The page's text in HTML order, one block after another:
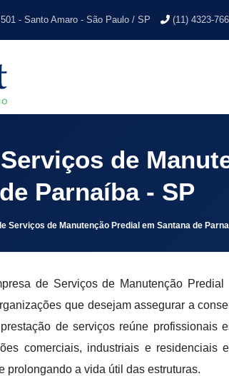
- Santo Amaro - São Paulo / SP (11) 4323-
de
Parnaíba - SP
Serviços de Manutenção Predial em Santana de
de Serviços de Manutenção
que desejam assegurar a
de serviços reúne profissionais
comerciais, industriais e residenciais
prolongando a vida útil das estruturas.